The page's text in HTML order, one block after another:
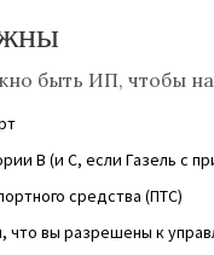
быть ИП, чтобы
B (и C, если Газель с
средства (ПТС)
что вы разрешены к